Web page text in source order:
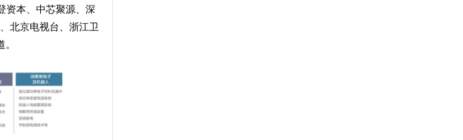
资本、中芯聚源、深
北京电视台、浙江卫